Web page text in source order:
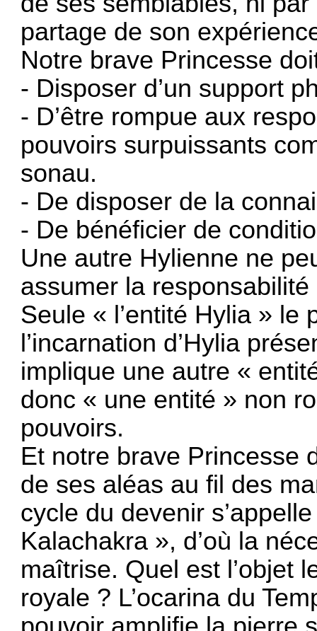
partage de son
Notre brave Princesse
- Disposer d’un support
- D’être rompue aux
pouvoirs surpuissants
sonau.
- De disposer de la
- De bénéficier de
Une autre Hylienne ne
assumer la
Seule « l’entité Hylia » le
l’incarnation d’Hylia
implique une autre «
donc « une entité » non
pouvoirs.
Et notre brave Princesse
de ses aléas au fil des
cycle du devenir
Kalachakra », d’où la
maîtrise. Quel est l’objet
royale ? L’ocarina du